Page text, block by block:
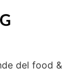
del food &